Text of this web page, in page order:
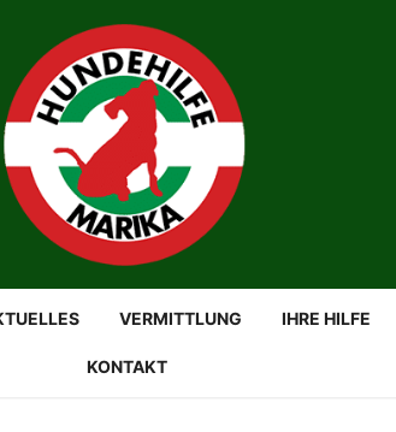
VERMITTLUNG IHRE HILFE
KONTAKT